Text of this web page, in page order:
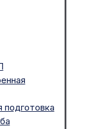
подготовка